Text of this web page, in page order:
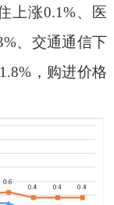
上涨0.1%、医
、交通通信下
1.8% ，购进价格